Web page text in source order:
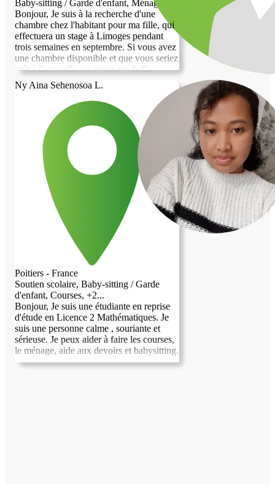
Baby-sitting / Garde d'enfant, Ménage
Bonjour, Je suis à la recherche d'une
chambre chez l'habitant pour ma fille, qui
effectuera un stage à Limoges pendant
trois semaines en septembre. Si vous avez
une chambre disponible et que vous seriez
prêt à l'accueillir, ce serait une belle
opportunité pour elle de découvrir la ville
tout en étant entourée d'un environnement
chaleureux. Merci d'avance pour votre
Ny Aina Sehenosoa L.
Poitiers - France
Soutien scolaire, Baby-sitting / Garde
d'enfant, Courses, +2...
Bonjour, Je suis une étudiante en reprise
d'étude en Licence 2 Mathématiques. Je
suis une personne calme , souriante et
sérieuse. Je peux aider à faire les courses,
le ménage, aide aux devoirs et babysitting.